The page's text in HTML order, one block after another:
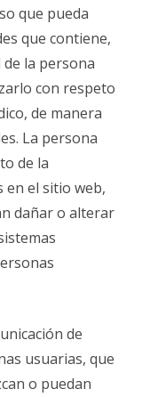
que pueda
que contiene,
la persona
con respeto
de manera
La persona
de la
en el sitio web,
dañar o alterar
de
usuarias, que
o puedan